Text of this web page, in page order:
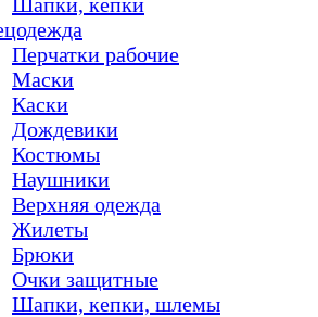
Перчатки рабочие
Маски
Каски
Дождевики
Костюмы
Наушники
Верхняя одежда
Жилеты
Брюки
Очки защитные
Шапки, кепки, шлемы